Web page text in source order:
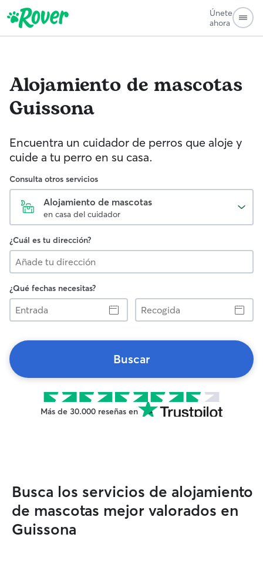
Únete
ahora
Alojamiento de mascotas
Guissona
Encuentra un cuidador de perros que aloje y
cuide a tu perro en su casa.
Consulta otros servicios
Alojamiento de mascotas
en casa del cuidador
¿Cuál es tu dirección?
¿Qué fechas necesitas?
Entrada
Recogida
Buscar
Más de 30.000 reseñas en
Busca los servicios de alojamiento
de mascotas mejor valorados en
Guissona